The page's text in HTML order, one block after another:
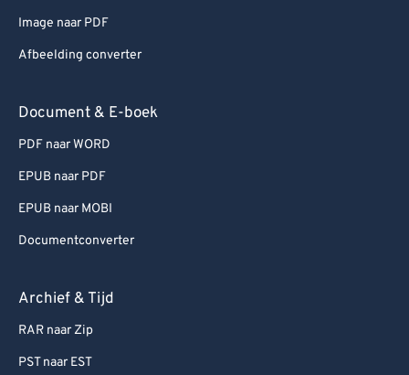
Image naar PDF
Afbeelding converter
Document & E-boek
PDF naar WORD
EPUB naar PDF
EPUB naar MOBI
Documentconverter
Archief & Tijd
RAR naar Zip
PST naar EST